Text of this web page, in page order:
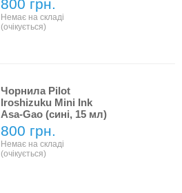
800 грн.
Немає на складі
(очікується)
Чорнила Pilot
Iroshizuku Mini Ink
Asa-Gao (сині, 15 мл)
800 грн.
Немає на складі
(очікується)